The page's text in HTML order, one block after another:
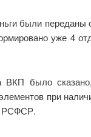
были переданы
уже 4
было
при
РСФСР.